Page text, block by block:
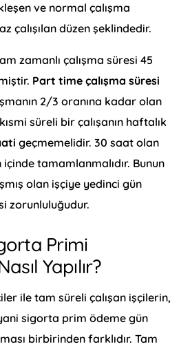
ve normal çalışma
çalışılan düzen şeklindedir.
zamanlı çalışma süresi 45
Part time çalışma süresi
2/3 oranına kadar olan
süreli bir çalışanın haftalık
geçmemelidir. 30 saat olan
tamamlanmalıdır. Bunun
olan işçiye yedinci gün
zorunluluğudur.
Primi
Yapılır?
ile tam süreli çalışan işçilerin,
sigorta prim ödeme gün
birbirinden farklıdır. Tam